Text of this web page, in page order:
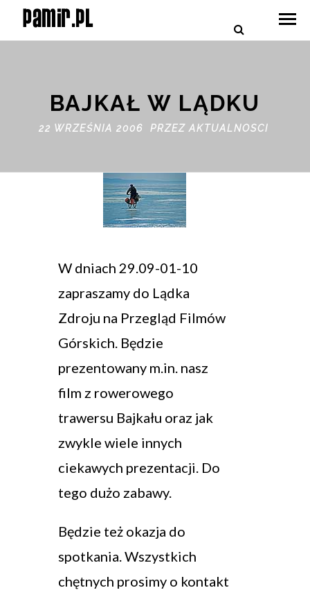
BAJKAŁ W LĄDKU
22 WRZEŚNIA 2006 PRZEZAKTUALNOSCI
W dniach 29.09-01-10
zapraszamy do Lądka
Zdroju na Przegląd Filmów
Górskich. Będzie
prezentowany m.in. nasz
film z rowerowego
trawersu Bajkału oraz jak
zwykle wiele innych
ciekawych prezentacji. Do
tego dużo zabawy.
Będzie też okazja do
spotkania. Wszystkich
chętnych prosimy o kontakt